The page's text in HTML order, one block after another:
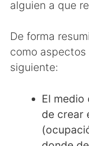
alguien a que
De forma
como
siguiente:
El medio
de crear